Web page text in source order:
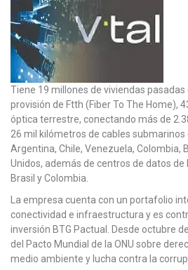
Tiene 19 millones de viviendas pasadas
provisión de Ftth (Fiber To The Home),
óptica terrestre, conectando más de
26 mil kilómetros de cables
Argentina, Chile, Venezuela, Colombia,
Unidos, además de centros de datos
Brasil y Colombia.
La empresa cuenta con un portafolio
conectividad e infraestructura y es
inversión BTG Pactual. Desde octubre
del Pacto Mundial de la ONU sobre
medio ambiente y lucha contra la